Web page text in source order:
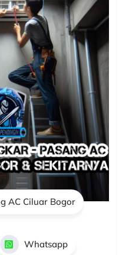
AC Ciluar Bogor
Whatsapp